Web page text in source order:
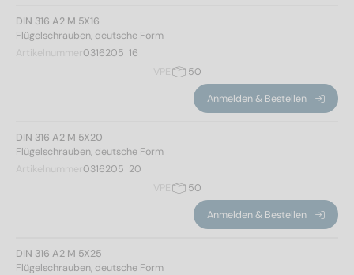
DIN 316 A2 M 5X16
Flügelschrauben, deutsche Form
Artikelnummer0316205  16
VPE
50
Anmelden & Bestellen
DIN 316 A2 M 5X20
Flügelschrauben, deutsche Form
Artikelnummer0316205  20
VPE
50
Anmelden & Bestellen
DIN 316 A2 M 5X25
Flügelschrauben, deutsche Form